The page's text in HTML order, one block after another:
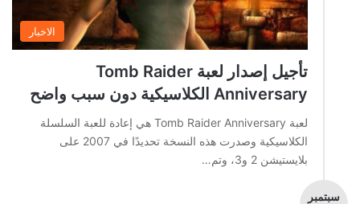
الاخبار
تأجيل إصدار لعبة Tomb Raider
Anniversary الكلاسيكية دون سبب واضح
لعبة Tomb Raider Anniversary هي إعادة للعبة السلسلة
الكلاسيكية وصدرت هذه النسخة تحديدًا في 2007 على
بلايستيشن 2 و3، وتم…
سبتمبر